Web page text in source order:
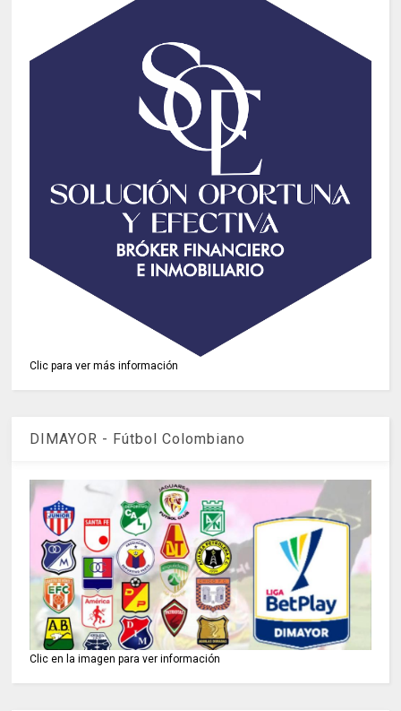
Clic para ver más información
DIMAYOR - Fútbol Colombiano
Clic en la imagen para ver información